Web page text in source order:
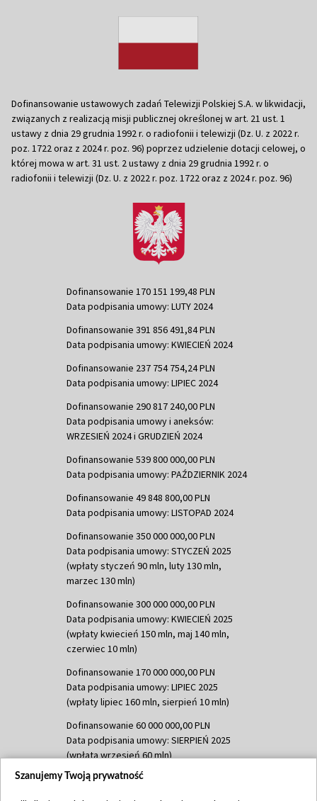
Dofinansowanie ustawowych zadań Telewizji Polskiej S.A. w likwidacji,
związanych z realizacją misji publicznej określonej w art. 21 ust. 1
ustawy z dnia 29 grudnia 1992 r. o radiofonii i telewizji (Dz. U. z 2022 r.
poz. 1722 oraz z 2024 r. poz. 96) poprzez udzielenie dotacji celowej, o
której mowa w art. 31 ust. 2 ustawy z dnia 29 grudnia 1992 r. o
radiofonii i telewizji (Dz. U. z 2022 r. poz. 1722 oraz z 2024 r. poz. 96)
Dofinansowanie 170 151 199,48 PLN
Data podpisania umowy: LUTY 2024
Dofinansowanie 391 856 491,84 PLN
Data podpisania umowy: KWIECIEŃ 2024
Dofinansowanie 237 754 754,24 PLN
Data podpisania umowy: LIPIEC 2024
Dofinansowanie 290 817 240,00 PLN
Data podpisania umowy i aneksów:
WRZESIEŃ 2024 i GRUDZIEŃ 2024
Dofinansowanie 539 800 000,00 PLN
Data podpisania umowy: PAŹDZIERNIK 2024
Dofinansowanie 49 848 800,00 PLN
Data podpisania umowy: LISTOPAD 2024
Dofinansowanie 350 000 000,00 PLN
Data podpisania umowy: STYCZEŃ 2025
(wpłaty styczeń 90 mln, luty 130 mln,
marzec 130 mln)
Dofinansowanie 300 000 000,00 PLN
Data podpisania umowy: KWIECIEŃ 2025
(wpłaty kwiecień 150 mln, maj 140 mln,
czerwiec 10 mln)
Dofinansowanie 170 000 000,00 PLN
Data podpisania umowy: LIPIEC 2025
(wpłaty lipiec 160 mln, sierpień 10 mln)
Dofinansowanie 60 000 000,00 PLN
Data podpisania umowy: SIERPIEŃ 2025
(wpłata wrzesień 60 mln)
Dofinansowanie 635 783 051,21 PLN
Szanujemy Twoją prywatność